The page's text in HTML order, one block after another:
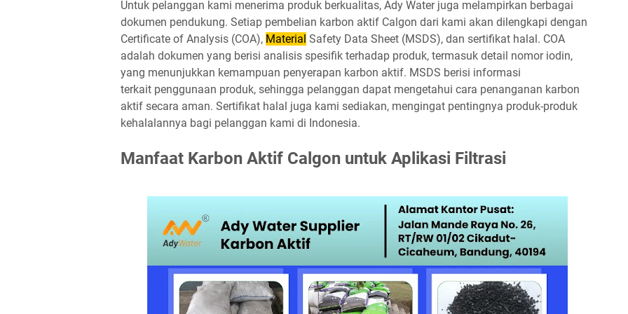
Untuk pelanggan kami menerima produk berkualitas, Ady Water juga melampirkan berbagai
dokumen pendukung. Setiap pembelian karbon aktif Calgon dari kami akan dilengkapi dengan
Certificate of Analysis (COA), Material Safety Data Sheet (MSDS), dan sertifikat halal. COA
adalah dokumen yang berisi analisis spesifik terhadap produk, termasuk detail nomor iodin,
yang menunjukkan kemampuan penyerapan karbon aktif. MSDS berisi informasi
terkait penggunaan produk, sehingga pelanggan dapat mengetahui cara penanganan karbon
aktif secara aman. Sertifikat halal juga kami sediakan, mengingat pentingnya produk-produk
kehalalannya bagi pelanggan kami di Indonesia.
Manfaat Karbon Aktif Calgon untuk Aplikasi Filtrasi